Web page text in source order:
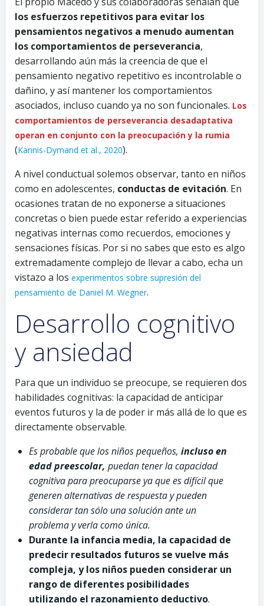
los esfuerzos repetitivos para evitar los
pensamientos negativos a menudo aumentan
los comportamientos de perseverancia,
desarrollando aún más la creencia de que el
pensamiento negativo repetitivo es incontrolable o
dañino, y así mantener los comportamientos
asociados, incluso cuando ya no son funcionales. Los
comportamientos de perseverancia desadaptativa
operan en conjunto con la preocupación y la rumia
(Kannis-Dymand et al., 2020).
A nivel conductual solemos observar, tanto en niños
como en adolescentes, conductas de evitación. En
ocasiones tratan de no exponerse a situaciones
concretas o bien puede estar referido a experiencias
negativas internas como recuerdos, emociones y
sensaciones físicas. Por si no sabes que esto es algo
extremadamente complejo de llevar a cabo, echa un
vistazo a los experimentos sobre supresión del
pensamiento de Daniel M. Wegner.
Desarrollo cognitivo
y ansiedad
Para que un individuo se preocupe, se requieren dos
habilidades cognitivas: la capacidad de anticipar
eventos futuros y la de poder ir más allá de lo que es
directamente observable.
Es probable que los niños pequeños, incluso en
edad preescolar, puedan tener la capacidad
cognitiva para preocuparse ya que es difícil que
generen alternativas de respuesta y pueden
considerar tan sólo una solución ante un
problema y verla como única.
Durante la infancia media, la capacidad de
predecir resultados futuros se vuelve más
compleja, y los niños pueden considerar un
rango de diferentes posibilidades
utilizando el razonamiento deductivo.